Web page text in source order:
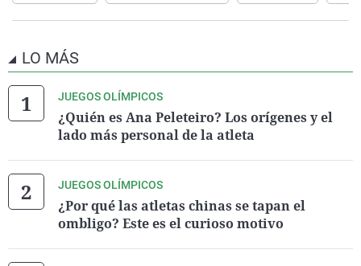
LO MÁS
JUEGOS OLÍMPICOS
¿Quién es Ana Peleteiro? Los orígenes y el
lado más personal de la atleta
JUEGOS OLÍMPICOS
¿Por qué las atletas chinas se tapan el
ombligo? Este es el curioso motivo